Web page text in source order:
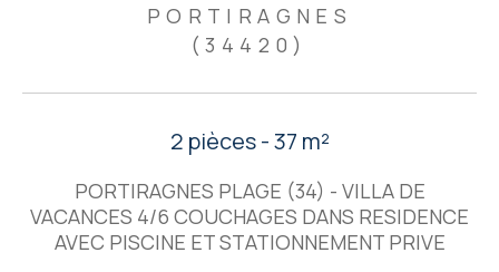
PORTIRAGNES
(34420)
2 pièces - 37 m²
PORTIRAGNES PLAGE (34) - VILLA DE
VACANCES 4/6 COUCHAGES DANS RESIDENCE
AVEC PISCINE ET STATIONNEMENT PRIVE